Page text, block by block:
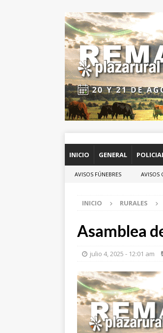
INICIO GENERAL
AVISOS FÚNEBRES AVISOS
INICIO RURALES
Asamblea
julio 4, 2025 - 12:01 am